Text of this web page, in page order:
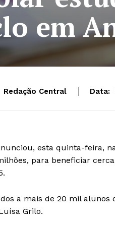
em
Redação Central Data:
esta quinta-feira,
para beneficiar
a mais de 20 mil alunos
Grilo.